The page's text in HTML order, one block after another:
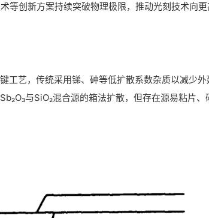
等创新方案持续突破物理极限，推动光刻技术向
工艺，传统采用锑、砷等低扩散系数杂质以减少外
与SiO₂混合源的箱法扩散，但存在源易粘片、